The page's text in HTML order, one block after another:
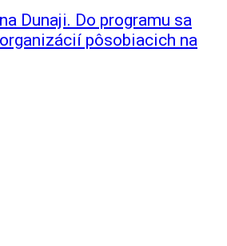
Dunaji. Do programu sa
pôsobiacich na